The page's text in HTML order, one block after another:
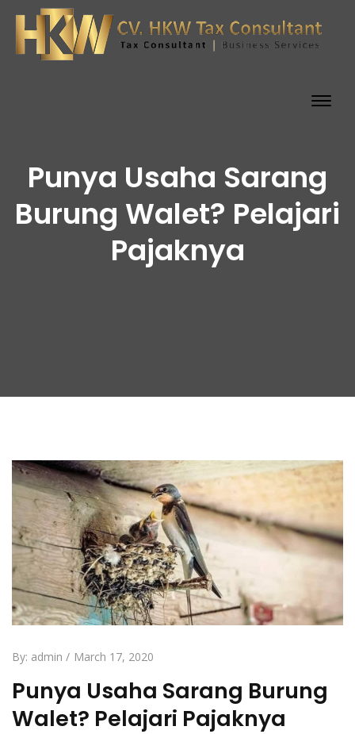
Punya Usaha Sarang
Burung Walet? Pelajari
Pajaknya
By: admin March 17, 2020
Punya Usaha Sarang Burung
Walet? Pelajari Pajaknya